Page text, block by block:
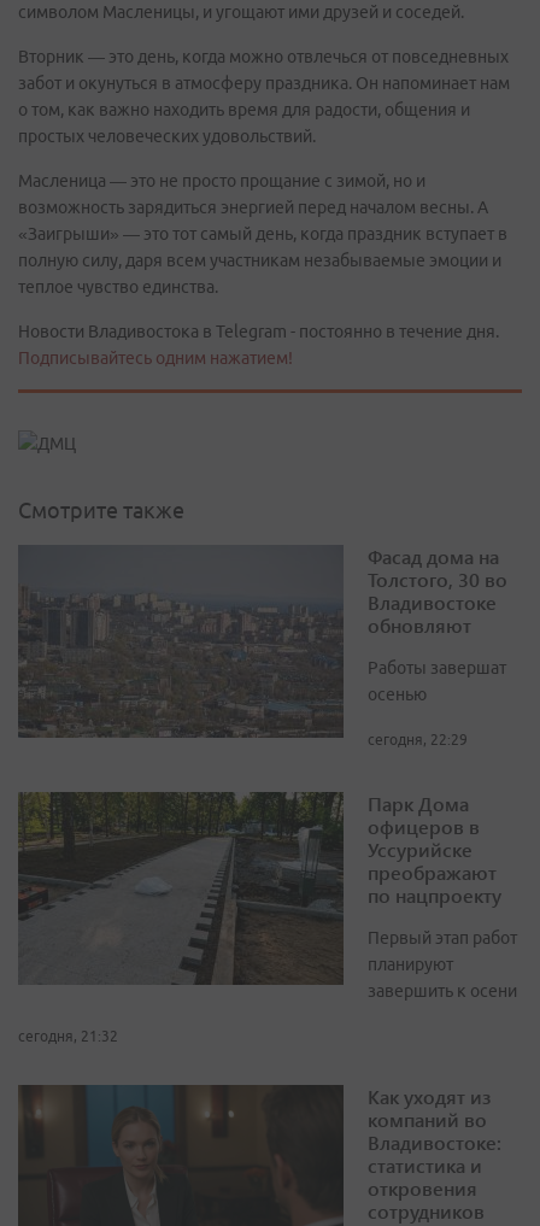
символом Масленицы, и угощают ими друзей и соседей.
Вторник — это день, когда можно отвлечься от повседневных
забот и окунуться в атмосферу праздника. Он напоминает нам
о том, как важно находить время для радости, общения и
простых человеческих удовольствий.
Масленица — это не просто прощание с зимой, но и
возможность зарядиться энергией перед началом весны. А
«Заигрыши» — это тот самый день, когда праздник вступает в
полную силу, даря всем участникам незабываемые эмоции и
теплое чувство единства.
Новости Владивостока в Telegram - постоянно в течение дня.
Подписывайтесь одним нажатием!
Смотрите также
Фасад дома на
Толстого, 30 во
Владивостоке
обновляют
Работы завершат
осенью
сегодня, 22:29
Парк Дома
офицеров в
Уссурийске
преображают
по нацпроекту
Первый этап работ
планируют
завершить к осени
сегодня, 21:32
Как уходят из
компаний во
Владивостоке:
статистика и
откровения
сотрудников